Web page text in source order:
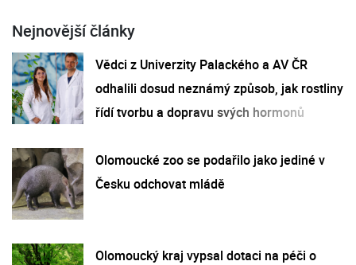
Nejnovější články
Vědci z Univerzity Palackého a AV ČR
odhalili dosud neznámý způsob, jak rostliny
řídí tvorbu a dopravu svých hormonů
Olomoucké zoo se podařilo jako jediné v
Česku odchovat mládě
Olomoucký kraj vypsal dotaci na péči o